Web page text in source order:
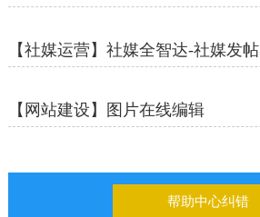
【社媒运营】社媒全智达-社媒发帖
【网站建设】图片在线编辑
帮助中心纠错